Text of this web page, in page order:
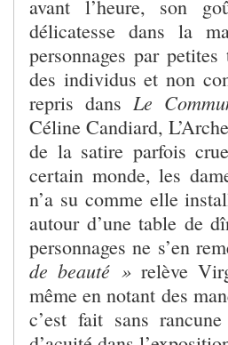
avant l’heure, son
délicatesse dans la
personnages par
des individus et non
repris dans Le
Céline Candiard,
de la satire parfois
certain monde, les
n’a su comme elle
autour d’une table de
personnages ne s’en
de beauté »relève
même en notant des
c’est fait sans